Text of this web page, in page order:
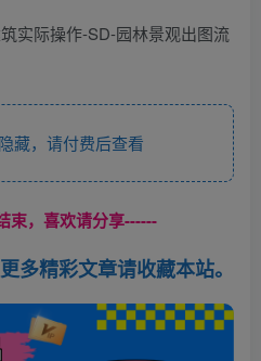
实际操作-SD-园林景观出图流
藏，请付费后查看
束，喜欢请分享------
多精彩文章请收藏本站。